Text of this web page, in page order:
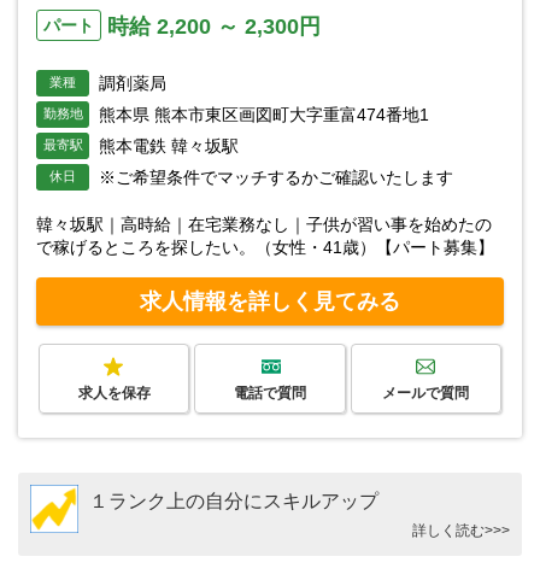
パート 時給 2,200 ～ 2,300円
業種 調剤薬局
勤務地 熊本県 熊本市東区画図町大字重富474番地1
最寄駅 熊本電鉄 韓々坂駅
休日 ※ご希望条件でマッチするかご確認いたします
韓々坂駅｜高時給｜在宅業務なし｜子供が習い事を始めたの
で稼げるところを探したい。（女性・41歳）【パート募集】
求人情報を詳しく見てみる
求人を保存 電話で質問 メールで質問
１ランク上の自分にスキルアップ
詳しく読む>>>